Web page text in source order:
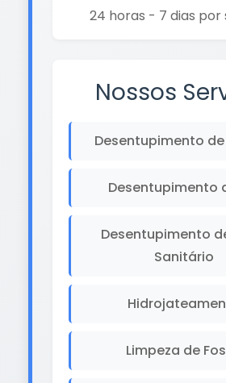
24 horas - 7 dias por
Nossos
Desentupimento
Desentupimento
Desentupimento
Sanitário
Limpeza de